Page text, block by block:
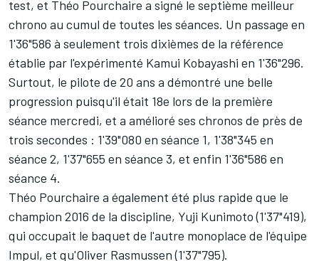
test, et Théo Pourchaire a signé le septième meilleur
chrono au cumul de toutes les séances. Un passage en
1'36"586 à seulement trois dixièmes de la référence
établie par l'expérimenté Kamui Kobayashi en 1'36"296.
Surtout, le pilote de 20 ans a démontré une belle
progression puisqu'il était 18e lors de la première
séance mercredi, et a amélioré ses chronos de près de
trois secondes : 1'39"080 en séance 1, 1'38"345 en
séance 2, 1'37"655 en séance 3, et enfin 1'36"586 en
séance 4.
Théo Pourchaire a également été plus rapide que le
champion 2016 de la discipline, Yuji Kunimoto(1'37"419),
qui occupait le baquet de l'autre monoplace de l'équipe
Impul, et qu'Oliver Rasmussen (1'37"795).